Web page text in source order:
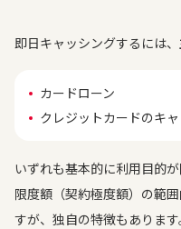
即日キャッシングするには
カードローン
クレジットカードのキ
いずれも基本的に利用目的
限度額（契約極度額）の範
すが、独自の特徴もあります